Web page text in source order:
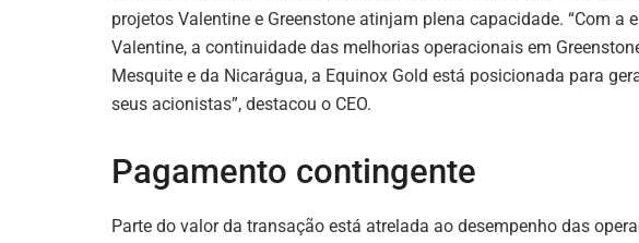
projetos Valentine e Greenstone atinjam plena capacidade. “Com a
Valentine, a continuidade das melhorias operacionais em
Mesquite e da Nicarágua, a Equinox Gold está posicionada para
seus acionistas”, destacou o CEO.
Pagamento contingente
Parte do valor da transação está atrelada ao desempenho das